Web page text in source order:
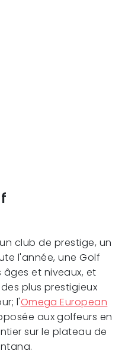
club de prestige, un
l'année, une Golf
et niveaux, et
plus prestigieux
l'Omega European
aux golfeurs en
sur le plateau de